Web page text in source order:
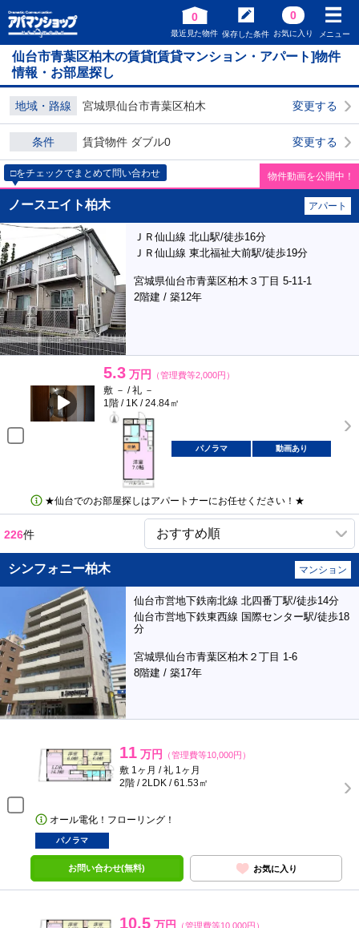
0
最近見た物件 保存した条件
0
お気に入り メニュー
仙台市青葉区柏木の賃貸[賃貸マンション・アパート]物件
情報・お部屋探し
地域・路線 宮城県仙台市青葉区柏木 変更する
条件 賃貸物件 ダブル0 変更する
□をチェックでまとめて問い合わせ 物件動画を公開中！
ノースエイト柏木 アパート
ＪＲ仙山線 北山駅/徒歩16分
ＪＲ仙山線 東北福祉大前駅/徒歩19分
宮城県仙台市青葉区柏木３丁目 5-11-1
2階建 / 築12年
5.3 万円 （管理費等2,000円）
敷 － / 礼 －
1階 / 1K / 24.84㎡
パノラマ 動画あり
★仙台でのお部屋探しはアパートナーにお任せください！★
226件
シンフォニー柏木 マンション
仙台市営地下鉄南北線 北四番丁駅/徒歩14分
仙台市営地下鉄東西線 国際センター駅/徒歩18
分
宮城県仙台市青葉区柏木２丁目 1-6
8階建 / 築17年
11 万円 （管理費等10,000円）
敷 1ヶ月 / 礼 1ヶ月
2階 / 2LDK / 61.53㎡
オール電化！フローリング！
パノラマ
お問い合わせ(無料) お気に入り
10.5 万円 （管理費等10,000円）